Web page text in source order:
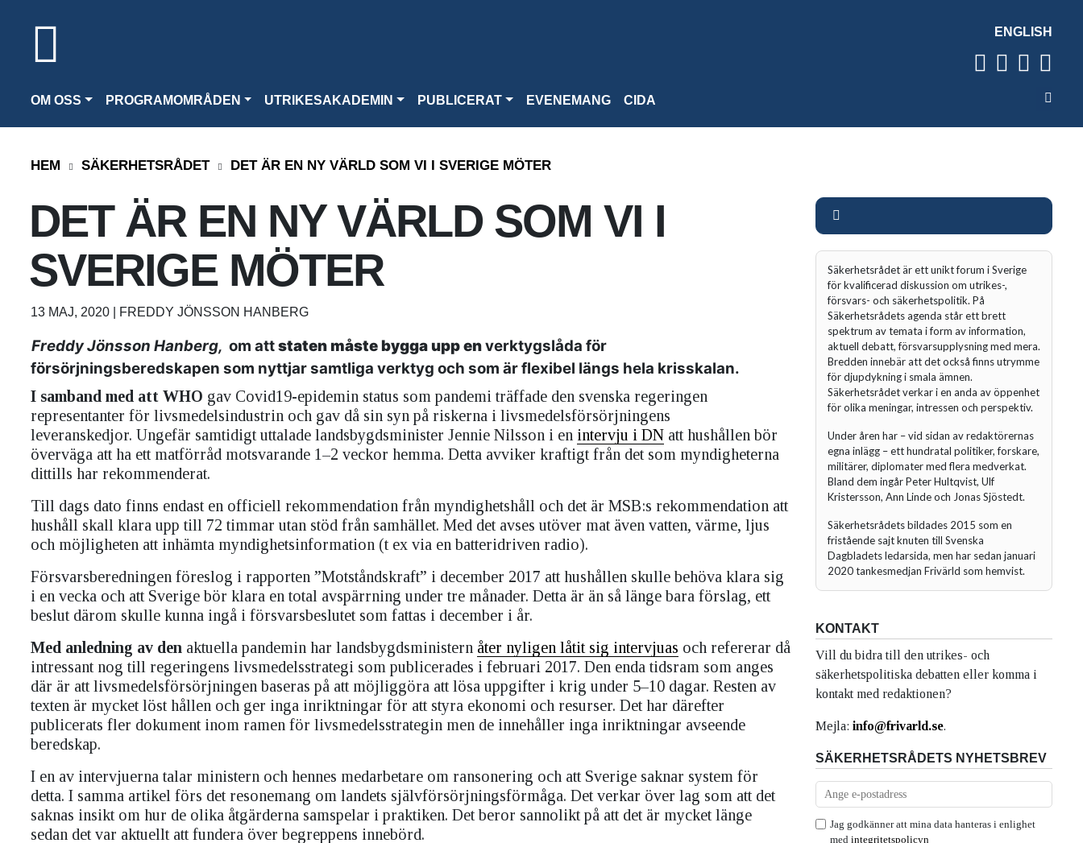
ENGLISH
OM OSS PROGRAMOMRÅDEN UTRIKESAKADEMIN PUBLICERAT EVENEMANG CIDA
HEM SÄKERHETSRÅDET DET ÄR EN NY VÄRLD SOM VI I SVERIGE MÖTER
DET ÄR EN NY VÄRLD SOM VI I
SVERIGE MÖTER
13 MAJ, 2020 | FREDDY JÖNSSON HANBERG
Freddy Jönsson Hanberg, om attstaten måste bygga upp enverktygslåda för
försörjningsberedskapen som nyttjar samtliga verktyg och som är flexibel längs hela krisskalan.
I samband med att WHO gav Covid19-epidemin status som pandemi träffade den svenska regeringen
representanter för livsmedelsindustrin och gav då sin syn på riskerna i livsmedelsförsörjningens
leveranskedjor. Ungefär samtidigt uttalade landsbygdsminister Jennie Nilsson i en intervju i DN att hushållen bör
överväga att ha ett matförråd motsvarande 1–2 veckor hemma. Detta avviker kraftigt från det som myndigheterna
dittills har rekommenderat.
Till dags dato finns endast en officiell rekommendation från myndighetshåll och det är MSB:s rekommendation att
hushåll skall klara upp till 72 timmar utan stöd från samhället. Med det avses utöver mat även vatten, värme, ljus
och möjligheten att inhämta myndighetsinformation (t ex via en batteridriven radio).
Försvarsberedningen föreslog i rapporten ”Motståndskraft” i december 2017 att hushållen skulle behöva klara sig
i en vecka och att Sverige bör klara en total avspärrning under tre månader. Detta är än så länge bara förslag, ett
beslut därom skulle kunna ingå i försvarsbeslutet som fattas i december i år.
Med anledning av den aktuella pandemin har landsbygdsministern åter nyligen låtit sig intervjuas och refererar då
intressant nog till regeringens livsmedelsstrategi som publicerades i februari 2017. Den enda tidsram som anges
där är att livsmedelsförsörjningen baseras på att möjliggöra att lösa uppgifter i krig under 5–10 dagar. Resten av
texten är mycket löst hållen och ger inga inriktningar för att styra ekonomi och resurser. Det har därefter
publicerats fler dokument inom ramen för livsmedelsstrategin men de innehåller inga inriktningar avseende
beredskap.
I en av intervjuerna talar ministern och hennes medarbetare om ransonering och att Sverige saknar system för
detta. I samma artikel förs det resonemang om landets självförsörjningsförmåga. Det verkar över lag som att det
saknas insikt om hur de olika åtgärderna samspelar i praktiken. Det beror sannolikt på att det är mycket länge
sedan det var aktuellt att fundera över begreppens innebörd.
Säkerhetsrådet är ett unikt forum i Sverige
för kvalificerad diskussion om utrikes-,
försvars- och säkerhetspolitik. På
Säkerhetsrådets agenda står ett brett
spektrum av temata i form av information,
aktuell debatt, försvarsupplysning med mera.
Bredden innebär att det också finns utrymme
för djupdykning i smala ämnen.
Säkerhetsrådet verkar i en anda av öppenhet
för olika meningar, intressen och perspektiv.
Under åren har – vid sidan av redaktörernas
egna inlägg – ett hundratal politiker, forskare,
militärer, diplomater med flera medverkat.
Bland dem ingår Peter Hultqvist, Ulf
Kristersson, Ann Linde och Jonas Sjöstedt.
Säkerhetsrådets bildades 2015 som en
fristående sajt knuten till Svenska
Dagbladets ledarsida, men har sedan januari
2020 tankesmedjan Frivärld som hemvist.
KONTAKT
Vill du bidra till den utrikes- och
säkerhetspolitiska debatten eller komma i
kontakt med redaktionen?
Mejla: info@frivarld.se.
SÄKERHETSRÅDETS NYHETSBREV
Jag godkänner att mina data hanteras i enlighet
med integritetspolicyn